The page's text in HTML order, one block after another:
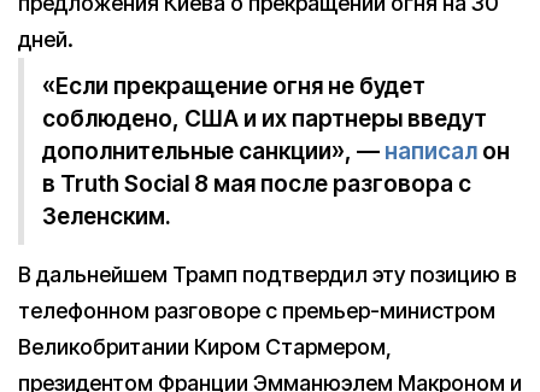
дней.
«Если прекращение огня не будет
соблюдено, США и их партнеры введут
дополнительные санкции», — написал он
в Truth Social 8 мая после разговора с
Зеленским.
В дальнейшем Трамп подтвердил эту позицию в
телефонном разговоре с премьер-министром
Великобритании Киром Стармером,
президентом Франции Эмманюэлем Макроном и